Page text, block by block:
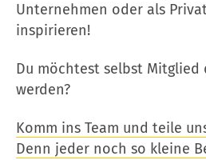
Unternehmen oder als
inspirieren!
Du möchtest selbst Mitglied
werden?
Komm ins Team und teile
Denn jeder noch so kleine